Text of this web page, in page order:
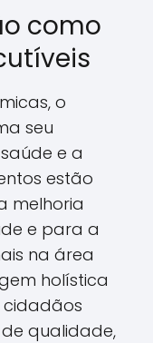
como
o
seu
e a
estão
melhoria
e para a
na área
holística
cidadãos
qualidade,